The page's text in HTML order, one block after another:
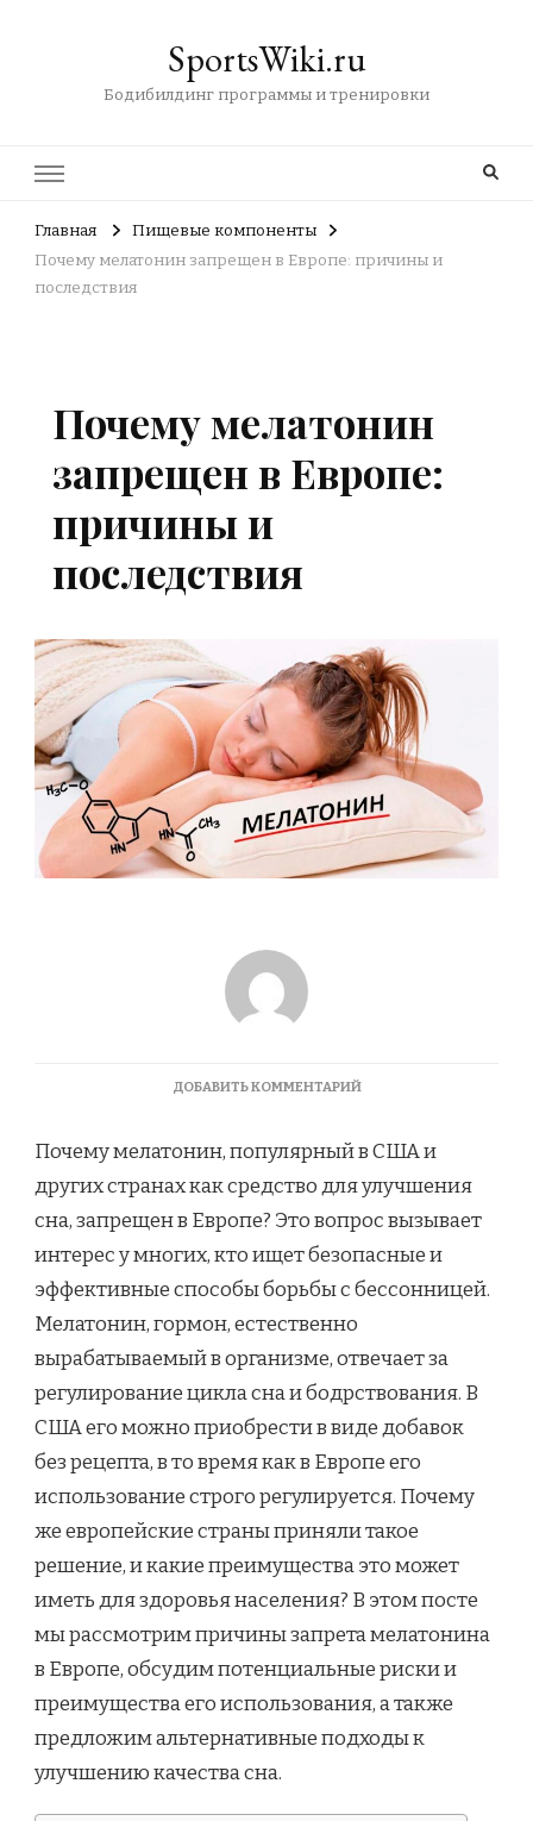
SportsWiki.ru
Бодибилдинг программы и тренировки
Главная
Пищевые компоненты
Почему мелатонин запрещен в Европе: причины и
последствия
Почему мелатонин
запрещен в Европе:
причины и
последствия
ДОБАВИТЬ КОММЕНТАРИЙК
МЕЛАТОНИН
В
ЕВРОПЕ:
И
ПОСЛЕДСТВИЯ
Почему мелатонин, популярный в США и
других странах как средство для улучшения
сна, запрещен в Европе? Это вопрос вызывает
интерес у многих, кто ищет безопасные и
эффективные способы борьбы с бессонницей.
Мелатонин, гормон, естественно
вырабатываемый в организме, отвечает за
регулирование цикла сна и бодрствования. В
США его можно приобрести в виде добавок
без рецепта, в то время как в Европе его
использование строго регулируется. Почему
же европейские страны приняли такое
решение, и какие преимущества это может
иметь для здоровья населения? В этом посте
мы рассмотрим причины запрета мелатонина
в Европе, обсудим потенциальные риски и
преимущества его использования, а также
предложим альтернативные подходы к
улучшению качества сна.